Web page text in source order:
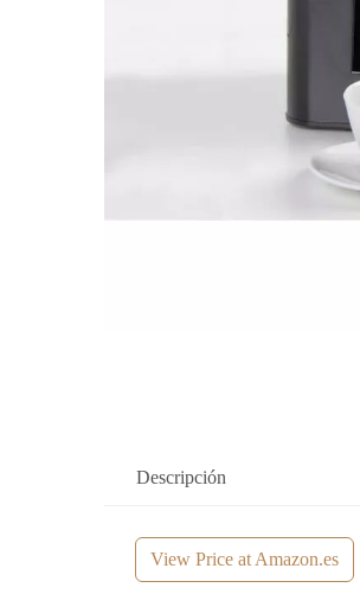
Descripción
View Price at Amazon.es